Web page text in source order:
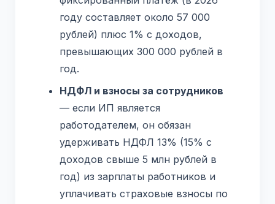
году составляет около 57 000
рублей) плюс 1% с доходов,
превышающих 300 000 рублей в
год.
НДФЛ и взносы за сотрудников
— если ИП является
работодателем, он обязан
удерживать НДФЛ 13% (15% с
доходов свыше 5 млн рублей в
год) из зарплаты работников и
уплачивать страховые взносы по